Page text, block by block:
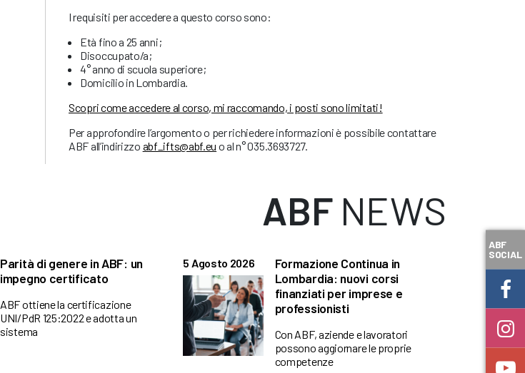
I requisiti per accedere a questo corso sono:
Età fino a 25 anni;
Disoccupato/a;
4° anno di scuola superiore;
Domicilio in Lombardia.
Scopri come accedere al corso, mi raccomando, i posti sono limitati!
Per approfondire l’argomento o per richiedere informazioni è possibile contattare
ABF all’indirizzo abf_ifts@abf.eu o al n° 035.3693727.
ABFNEWS
Parità di genere in ABF: un
impegno certificato
ABF ottiene la certificazione
UNI/PdR 125:2022 e adotta un
sistema
5 Agosto 2026
Formazione Continua in
Lombardia: nuovi corsi
finanziati per imprese e
professionisti
Con ABF, aziende e lavoratori
possono aggiornare le proprie
competenze
ABF
SOCIAL